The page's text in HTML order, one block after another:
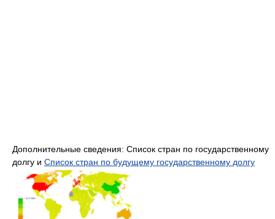
Дополнительные сведения: Список стран по государственному
долгу и Список стран по будущему государственному долгу